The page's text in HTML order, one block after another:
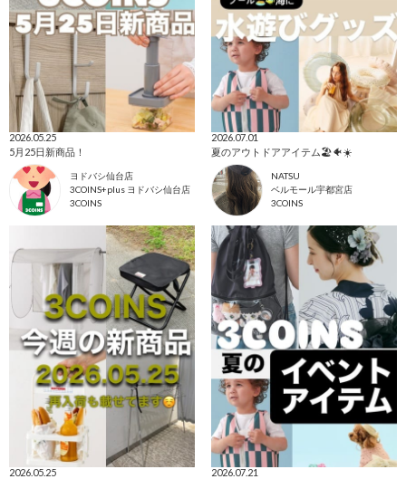
2026.05.25
5月25日新商品！
ヨドバシ仙台店
3COINS+plus ヨドバシ仙台店
3COINS
2026.07.01
夏のアウトドアアイテム🏖🐠☀️
NATSU
ベルモール宇都宮店
3COINS
2026.05.25
2026.07.21